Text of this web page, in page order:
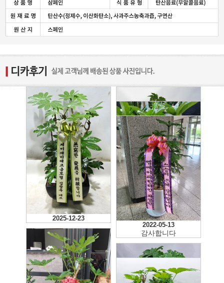
2025-12-23
2025-01-01
2022-07-05
2022-05-13
감사합니다